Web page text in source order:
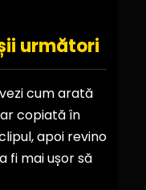
următori
cum arată
copiată în
apoi revino
fi mai ușor să